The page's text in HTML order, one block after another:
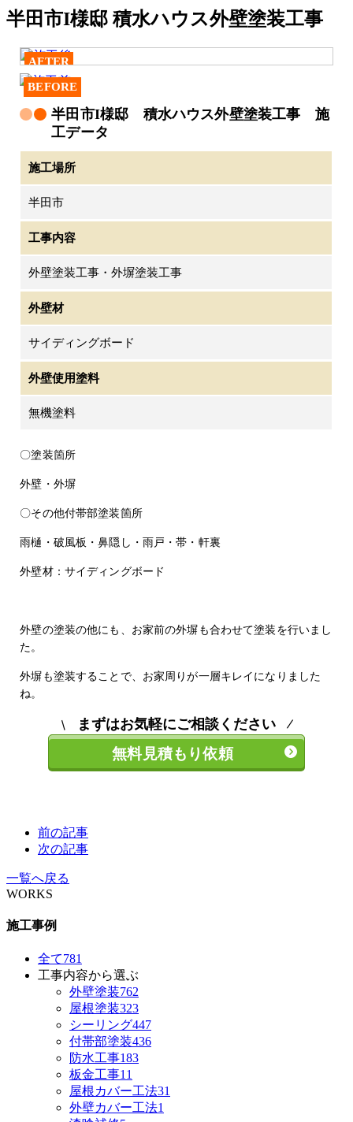
半田市I様邸 積水ハウス外壁塗装工事
AFTER
BEFORE
半田市I様邸 積水ハウス外壁塗装工事 施
工データ
施工場所
半田市
工事内容
外壁塗装工事・外塀塗装工事
外壁材
サイディングボード
外壁使用塗料
無機塗料
〇塗装箇所
外壁・外塀
〇その他付帯部塗装箇所
雨樋・破風板・鼻隠し・雨戸・帯・軒裏
外壁材：サイディングボード
外壁の塗装の他にも、お家前の外塀も合わせて塗装を行いまし
た。
外塀も塗装することで、お家周りが一層キレイになりました
ね。
まずはお気軽にご相談ください
無料見積もり依頼
前の記事
次の記事
一覧へ戻る
WORKS
施工事例
全て781
工事内容から選ぶ
外壁塗装762
屋根塗装323
シーリング447
付帯部塗装436
防水工事183
板金工事11
屋根カバー工法31
外壁カバー工法1